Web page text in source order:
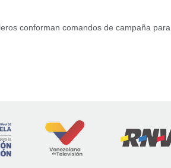
conforman comandos de campaña